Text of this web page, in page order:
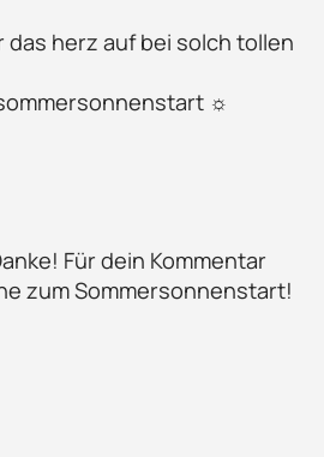
das herz auf bei solch tollen
☼
Für dein Kommentar
zum Sommersonnenstart!